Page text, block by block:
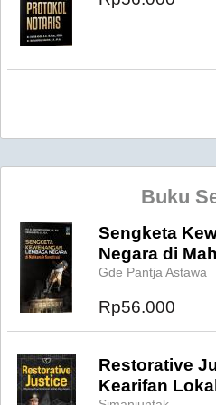
Buku
Sengketa
Negara di
Gde Pantja Astawa
Rp56.000
Restorative
Kearifan